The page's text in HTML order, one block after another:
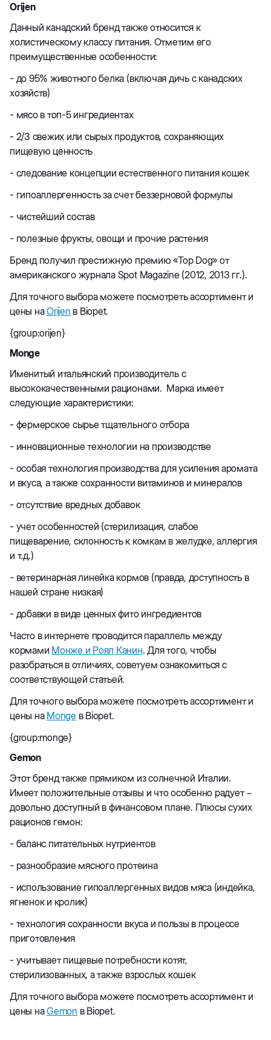
Orijen
Данный канадский бренд также относится к
холистическому классу питания. Отметим его
преимущественные особенности:
- до 95% животного белка (включая дичь с канадских
хозяйств)
- мясо в топ-5 ингредиентах
- 2/3 свежих или сырых продуктов, сохраняющих
пищевую ценность
- следование концепции естественного питания кошек
- гипоаллергенность за счет беззерновой формулы
- чистейший состав
- полезные фрукты, овощи и прочие растения
Бренд получил престижную премию «Top Dog» от
американского журнала Spot Magazine (2012, 2013 гг.).
Для точного выбора можете посмотреть ассортимент и
цены наOrijen в Biopet.
{group:orijen}
Monge
Именитый итальянский производитель с
высококачественными рационами. Марка имеет
следующие характеристики:
- фермерское сырье тщательного отбора
- инновационные технологии на производстве
- особая технология производства для усиления аромата
и вкуса, а также сохранности витаминов и минералов
- отсутствие вредных добавок
- учет особенностей (стерилизация, слабое
пищеварение, склонность к комкам в желудке, аллергия
и т.д.)
- ветеринарная линейка кормов (правда, доступность в
нашей стране низкая)
- добавки в виде ценных фито ингредиентов
Часто в интернете проводится параллель между
кормами Монжe и Роял Канин. Для того, чтобы
разобраться в отличиях, советуем ознакомиться с
соответствующей статьей.
Для точного выбора можете посмотреть ассортимент и
цены на Monge в Biopet.
{group:monge}
Gemon
Этот бренд также прямиком из солнечной Италии.
Имеет положительные отзывы и что особенно радует −
довольно доступный в финансовом плане. Плюсы сухих
рационов гемон:
- баланс питательных нутриентов
- разнообразие мясного протеина
- использование гипоаллергенных видов мяса (индейка,
ягненок и кролик)
- технология сохранности вкуса и пользы в процессе
приготовления
- учитывает пищевые потребности котят,
стерилизованных, а также взрослых кошек
Для точного выбора можете посмотреть ассортимент и
цены наGemon в Biopet.